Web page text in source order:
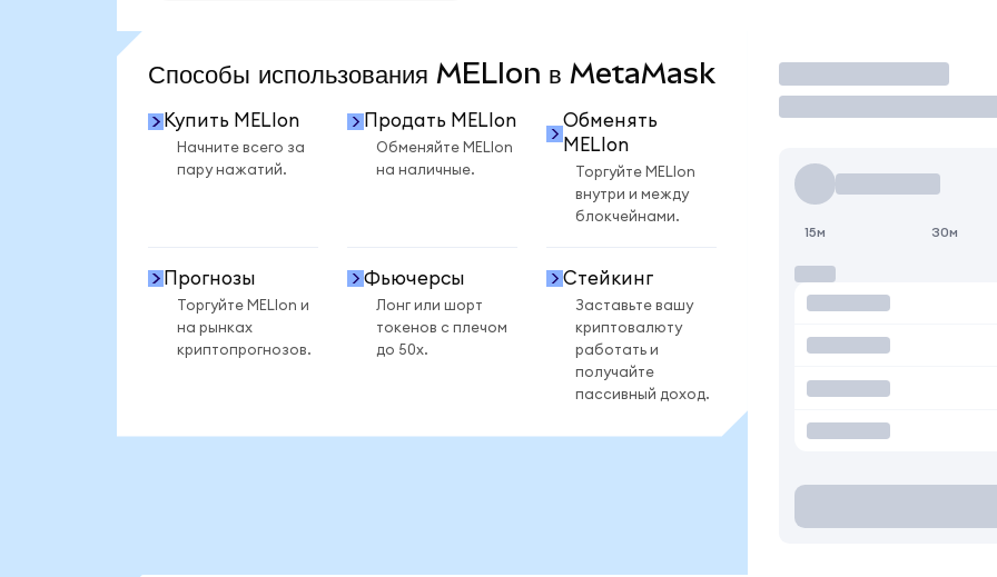
Способы использования MELIon в MetaMask
Купить MELIon
Начните всего за
пару нажатий.
Продать MELIon
Обменяйте MELIon
на наличные.
Обменять
MELIon
Торгуйте MELIon
внутри и между
блокчейнами.
Прогнозы
Торгуйте MELIon и
на рынках
криптопрогнозов.
Фьючерсы
Лонг или шорт
токенов с плечом
до 50x.
Стейкинг
Заставьте вашу
криптовалюту
работать и
получайте
пассивный доход.
Торговать
15м 30м